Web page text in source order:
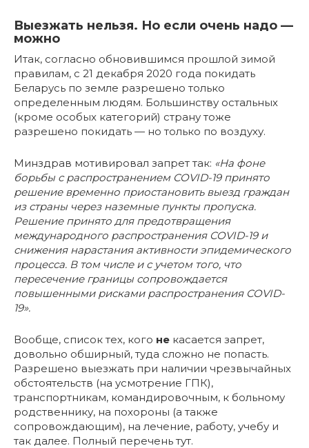
Выезжать нельзя. Но если очень надо —
можно
Итак, согласно обновившимся прошлой зимой
правилам, с 21 декабря 2020 года покидать
Беларусь по земле разрешено только
определенным людям. Большинству остальных
(кроме особых категорий) страну тоже
разрешено покидать — но только по воздуху.
Минздрав мотивировал запрет так: «На фоне
борьбы с распространением COVID-19 принято
решение временно приостановить выезд граждан
из страны через наземные пункты пропуска.
Решение принято для предотвращения
международного распространения COVID-19 и
снижения нарастания активности эпидемического
процесса. В том числе и с учетом того, что
пересечение границы сопровождается
повышенными рисками распространения COVID-
19».
Вообще, список тех, кого не касается запрет,
довольно обширный, туда сложно не попасть.
Разрешено выезжать при наличии чрезвычайных
обстоятельств (на усмотрение ГПК),
транспортникам, командировочным, к больному
родственнику, на похороны (а также
сопровождающим), на лечение, работу, учебу и
так далее. Полный перечень тут.